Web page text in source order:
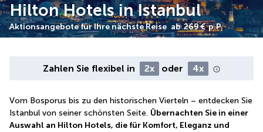
Hilton Hotels in Istanbul
Aktionsangebote für Ihre nächste Reise ab 269 € p.P.
Zahlen Sie flexibel in 2x oder 4x
Vom Bosporus bis zu den historischen Vierteln – entdecken Sie
Istanbul von seiner schönsten Seite. Übernachten Sie in einer
Auswahl an Hilton Hotels, die für Komfort, Eleganz und